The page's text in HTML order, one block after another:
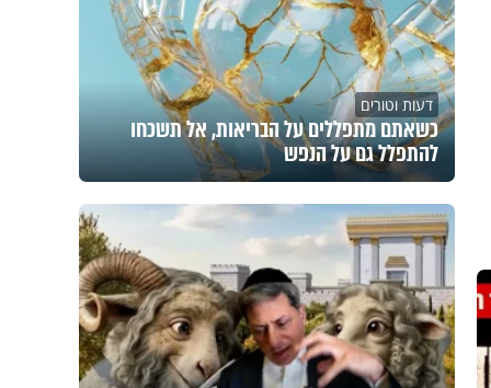
דעות וטורים
כשאתם מתפללים על הבריאות, אל תשכחו
להתפלל גם על הנפש